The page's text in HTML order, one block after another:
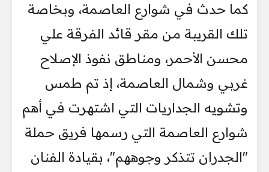
كما حدث في شوارع العاصمة، وبخاصة
تلك القريبة من مقر قائد الفرقة علي
محسن الأحمر، ومناطق نفوذ الإصلاح
غربي وشمال العاصمة، إذ تم طمس
وتشويه الجداريات التي اشتهرت في أهم
شوارع العاصمة التي رسمها فريق حملة
"الجدران تتذكر وجوههم"، بقيادة الفنان